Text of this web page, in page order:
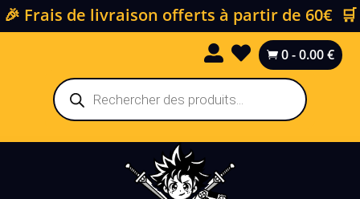
🎉 Frais de livraison offerts à partir de 60€ 🛒
   0-0.00€
Recherche
de
produits